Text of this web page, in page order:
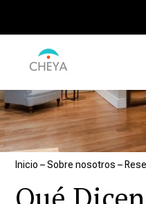
Inicio–Sobre nosotros–